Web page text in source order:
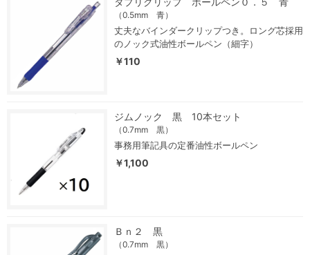
（0.5mm 青）
丈夫なバインダークリップつき。ロング芯採用
のノック式油性ボールペン（細字）
￥110
ジムノック 黒 10本セット
（0.7mm 黒）
事務用筆記具の定番油性ボールペン
￥1,100
Ｂｎ２ 黒
（0.7mm 黒）